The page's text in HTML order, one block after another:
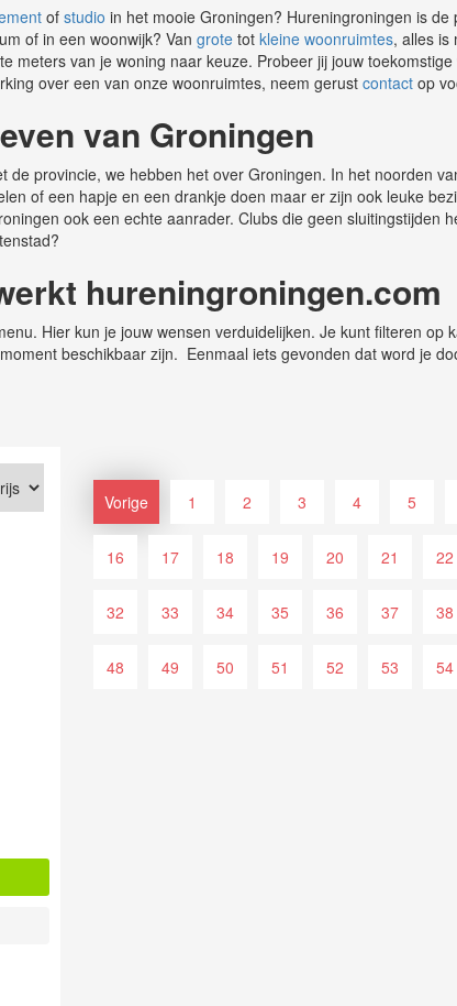
of studio in het mooie Groningen? Hureningroningen is
of in een woonwijk? Van grote tot kleine woonruimtes, alles is
meters van je woning naar keuze. Probeer jij jouw
over een van onze woonruimtes, neem gerust contact op
van Groningen
de provincie, we hebben het over Groningen. In het noorden
of een hapje en een drankje doen maar er zijn ook leuke
ook een echte aanrader. Clubs die geen
hureningroningen.com
Hier kun je jouw wensen verduidelijken. Je kunt filteren
beschikbaar zijn. Eenmaal iets gevonden dat word je
Vorige 1 2 3 4 5
16 17 18 19 20 21 22
32 33 34 35 36 37 38
48 49 50 51 52 53 54